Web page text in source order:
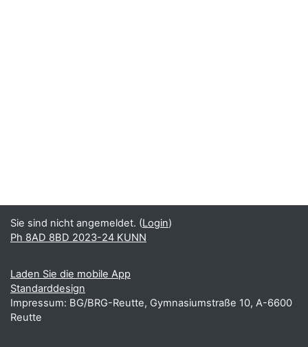
Sie sind nicht angemeldet. (Login)
Ph 8AD 8BD 2023-24 KUNN
Laden Sie die mobile App
Standarddesign
Impressum: BG/BRG-Reutte, Gymnasiumstraße 10, A-6600
Reutte